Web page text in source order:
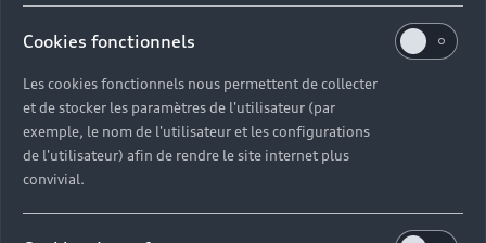
Cookies fonctionnels
Les cookies fonctionnels nous permettent de collecter
et de stocker les paramètres de l'utilisateur (par
exemple, le nom de l'utilisateur et les configurations
de l'utilisateur) afin de rendre le site internet plus
convivial.